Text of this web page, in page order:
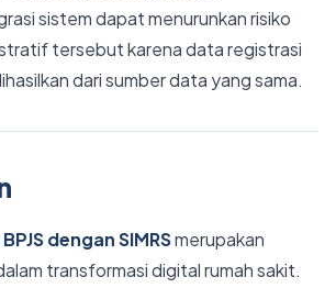
sistem dapat menurunkan risiko
tersebut karena data registrasi
dari sumber data yang sama.
dengan SIMRSmerupakan
transformasi digital rumah sakit.